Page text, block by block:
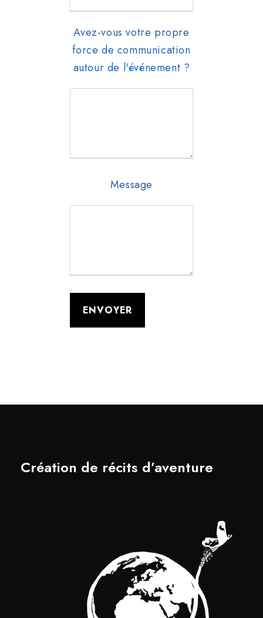
Avez-vous votre propre
force de communication
autour de l'événement ?
Message
Création de récits d’aventure